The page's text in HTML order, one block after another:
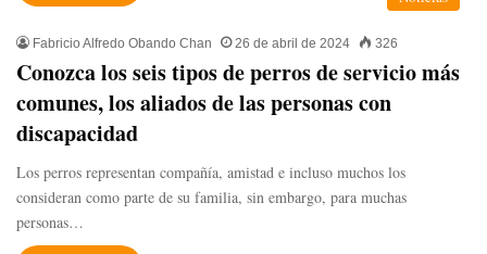
Fabricio Alfredo Obando Chan 26 de abril de 2024 326
Conozca los seis tipos de perros de servicio más
comunes, los aliados de las personas con
discapacidad
Los perros representan compañía, amistad e incluso muchos los
consideran como parte de su familia, sin embargo, para muchas
personas…